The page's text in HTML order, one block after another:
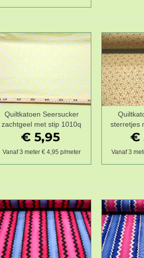
Wenslijst
Quiltkatoen Seersucker
zachtgeel met stip 1010q
€ 5,95
Vanaf 3 meter € 4,95 p/meter
sterretjes
€
Vanaf 3